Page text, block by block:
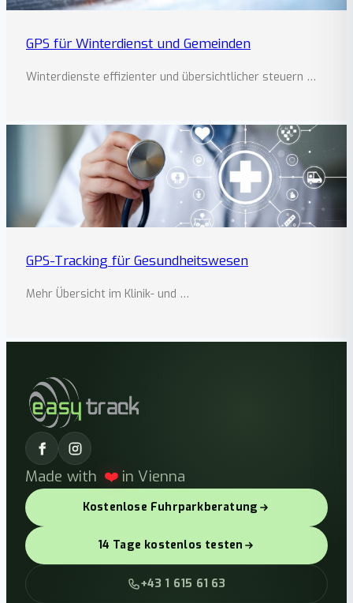
GPS für Winterdienst und Gemeinden
Winterdienste effizienter und übersichtlicher steuern …
GPS-Tracking für Gesundheitswesen
Mehr Übersicht im Klinik- und …
Made with ❤️ in Vienna
Kostenlose Fuhrparkberatung
14 Tage kostenlos testen
+43 1 615 61 63